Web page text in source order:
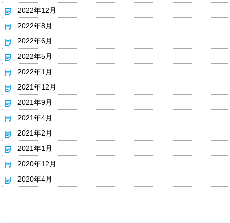
2022年12月
2022年8月
2022年6月
2022年5月
2022年1月
2021年12月
2021年9月
2021年4月
2021年2月
2021年1月
2020年12月
2020年4月